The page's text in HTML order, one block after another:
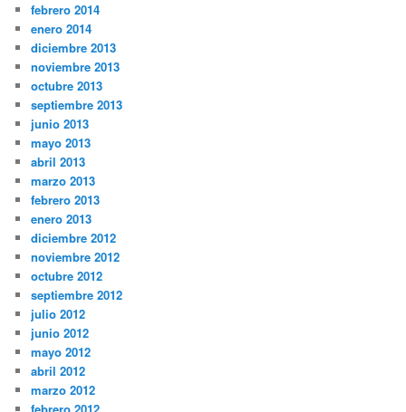
febrero 2014
enero 2014
diciembre 2013
noviembre 2013
octubre 2013
septiembre 2013
junio 2013
mayo 2013
abril 2013
marzo 2013
febrero 2013
enero 2013
diciembre 2012
noviembre 2012
octubre 2012
septiembre 2012
julio 2012
junio 2012
mayo 2012
abril 2012
marzo 2012